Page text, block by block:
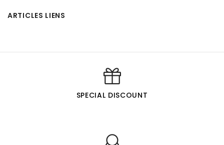
ARTICLES LIENS
SPECIAL DISCOUNT